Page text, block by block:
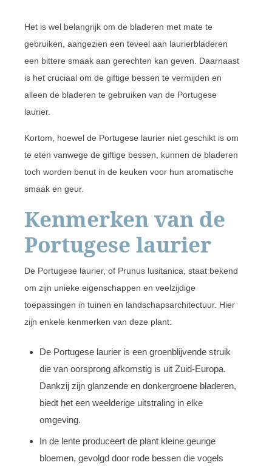
Het is wel belangrijk om de bladeren met mate te
gebruiken, aangezien een teveel aan laurierbladeren
een bittere smaak aan gerechten kan geven. Daarnaast
is het cruciaal om de giftige bessen te vermijden en
alleen de bladeren te gebruiken van de Portugese
laurier.
Kortom, hoewel de Portugese laurier niet geschikt is om
te eten vanwege de giftige bessen, kunnen de bladeren
toch worden benut in de keuken voor hun aromatische
smaak en geur.
Kenmerken van de
Portugese laurier
De Portugese laurier, of Prunus lusitanica, staat bekend
om zijn unieke eigenschappen en veelzijdige
toepassingen in tuinen en landschapsarchitectuur. Hier
zijn enkele kenmerken van deze plant:
De Portugese laurier is een groenblijvende struik
die van oorsprong afkomstig is uit Zuid-Europa.
Dankzij zijn glanzende en donkergroene bladeren,
biedt het een weelderige uitstraling in elke
omgeving.
In de lente produceert de plant kleine geurige
bloemen, gevolgd door rode bessen die vogels